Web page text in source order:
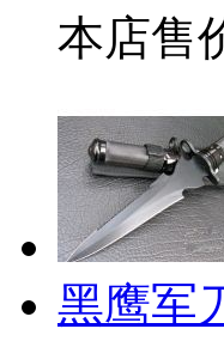
本店售
黑鹰军